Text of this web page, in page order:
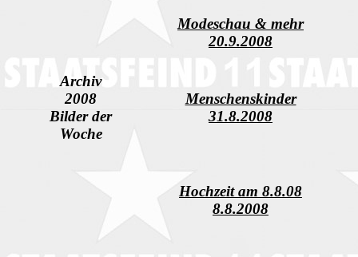
Modeschau & mehr
20.9.2008
Archiv
2008
Bilder der
Woche
Menschenskinder
31.8.2008
Hochzeit am 8.8.08
8.8.2008